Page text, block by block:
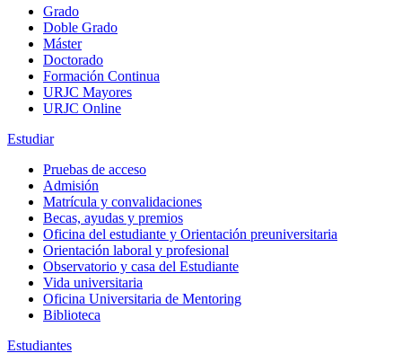
Grado
Doble Grado
Máster
Doctorado
Formación Continua
URJC Mayores
URJC Online
Estudiar
Pruebas de acceso
Admisión
Matrícula y convalidaciones
Becas, ayudas y premios
Oficina del estudiante y Orientación preuniversitaria
Orientación laboral y profesional
Observatorio y casa del Estudiante
Vida universitaria
Oficina Universitaria de Mentoring
Biblioteca
Estudiantes